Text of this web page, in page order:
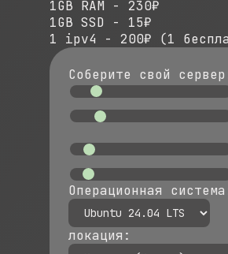
1GB RAM - 230₽
1GB SSD - 15₽
1 ipv4 - 200₽ (1
Соберите свой
Операционная
локация: